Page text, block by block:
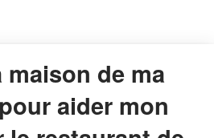
de ma
aider mon